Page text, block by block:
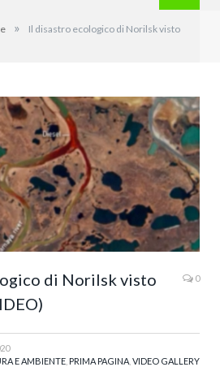
»
Il disastro ecologico di Norilsk visto
di Norilsk visto
0
E AMBIENTE PRIMA PAGINA VIDEO GALLERY